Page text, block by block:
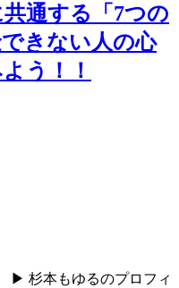
共通する「7つの
きない人の心
う！！
▶ 杉本もゆるのプロフィ